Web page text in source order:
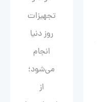
تجهیزات
روز دنیا
انجام
می‌شود؛
از